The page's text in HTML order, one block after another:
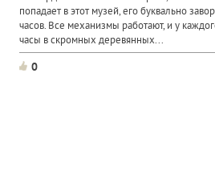
попадает в этот музей, его буквально
часов. Все механизмы работают, и у
часы в скромных деревянных...
0